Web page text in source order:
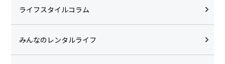
ライフスタイルコラム
みんなのレンタルライフ